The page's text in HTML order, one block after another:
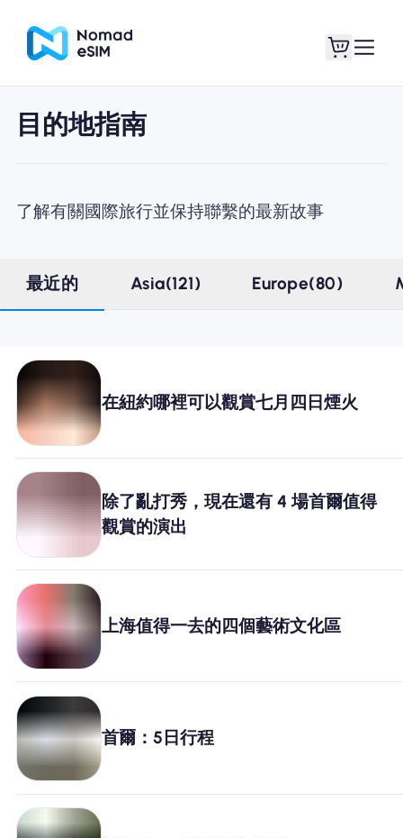
為什麼選擇Nomad eSIM
使用 eSIM
企業用戶
目的地指南
了解有關國際旅行並保持聯繫的最新故事
最近的 Asia(121) Europe(80)
在紐約哪裡可以觀賞七月四日煙火
除了亂打秀，現在還有 4 場首爾值得
觀賞的演出
上海值得一去的四個藝術文化區
首爾：5日行程